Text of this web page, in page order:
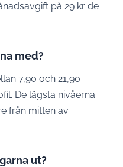
på 29 kr de
med?
7,90 och 21,90
De lägsta nivåerna
från mitten av
ut?